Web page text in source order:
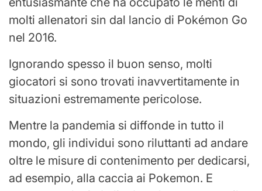
molti allenatori sin dal lancio di Pokémon Go
nel 2016.
Ignorando spesso il buon senso, molti
giocatori si sono trovati inavvertitamente in
situazioni estremamente pericolose.
Mentre la pandemia si diffonde in tutto il
mondo, gli individui sono riluttanti ad andare
oltre le misure di contenimento per dedicarsi,
ad esempio, alla caccia ai Pokemon. E